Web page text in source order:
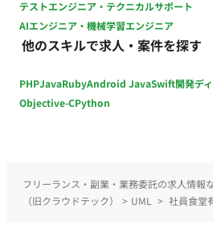
テストエンジニア・テクニカルサポート
AIエンジニア・機械学習エンジニア
他のスキルで求人・案件を探す
PHPJavaRubyAndroid JavaSwift開発デ
Objective-CPython
フリーランス・副業・業務委託の求人情報
（旧クラウドテック）
> UML > 社員食堂